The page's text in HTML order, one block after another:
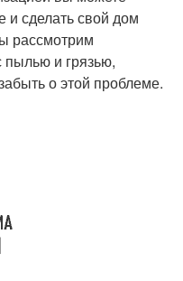
и сделать свой дом
рассмотрим
и грязью,
о этой проблеме.